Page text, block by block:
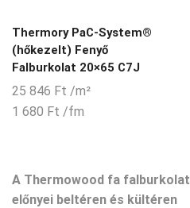
Thermory PaC-System®
(hőkezelt) Fenyő
Falburkolat 20×65 C7J
25 846 Ft /m²
1 680 Ft /fm
A Thermowood fa falburkolat
előnyei beltéren és kültéren